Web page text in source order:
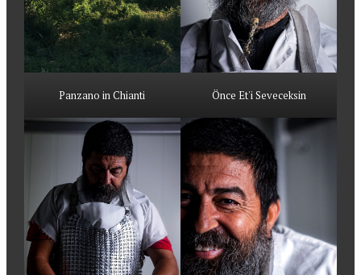
Panzano in Chianti Önce Et'i Seveceksin